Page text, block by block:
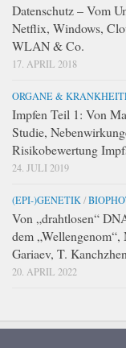
Datenschutz – Vom
Netflix, Windows,
WLAN & Co.
17. APRIL 2018
ORGANE &
Impfen Teil 1: Von
Studie,
Risikobewertung
24. JULI 2019
(EPI-)GENETIK /
Von „drahtlosen“
dem
Gariaev, T.
20. APRIL 2022